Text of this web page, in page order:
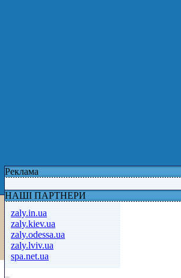
Реклама
НАШІ ПАРТНЕРИ
zaly.in.ua
zaly.kiev.ua
zaly.odessa.ua
zaly.lviv.ua
spa.net.ua